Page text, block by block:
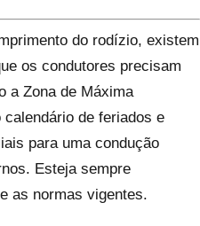
do rodízio, existem
os condutores precisam
a Zona de Máxima
de feriados e
para uma condução
Esteja sempre
as normas vigentes.